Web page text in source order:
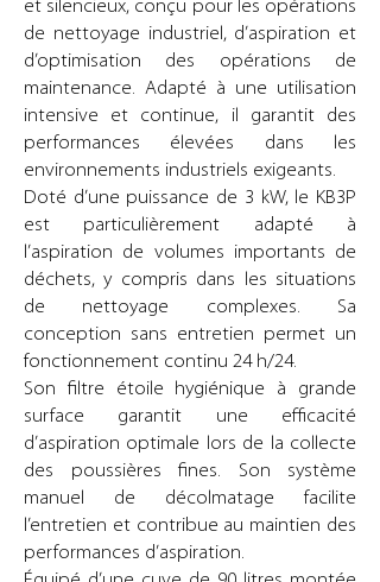
et silencieux, conçu pour les opérations
de nettoyage industriel, d’aspiration et
d’optimisation des opérations de
maintenance. Adapté à une utilisation
intensive et continue, il garantit des
performances élevées dans les
environnements industriels exigeants.
Doté d’une puissance de 3 kW, le KB3P
est particulièrement adapté à
l’aspiration de volumes importants de
déchets, y compris dans les situations
de nettoyage complexes. Sa
conception sans entretien permet un
fonctionnement continu 24 h/24.
Son filtre étoile hygiénique à grande
surface garantit une efficacité
d’aspiration optimale lors de la collecte
des poussières fines. Son système
manuel de décolmatage facilite
l’entretien et contribue au maintien des
performances d’aspiration.